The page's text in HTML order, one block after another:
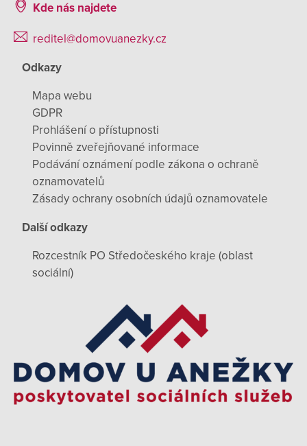
Kde nás najdete
reditel@domovuanezky.cz
Odkazy
Mapa webu
GDPR
Prohlášení o přístupnosti
Povinně zveřejňované informace
Podávání oznámení podle zákona o ochraně
oznamovatelů
Zásady ochrany osobních údajů oznamovatele
Další odkazy
Rozcestník PO Středočeského kraje (oblast
sociální)